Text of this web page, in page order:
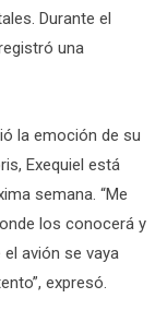
Durante el
una
la emoción de su
Exequiel está
semana. “Me
los conocerá y
avión se vaya
expresó.